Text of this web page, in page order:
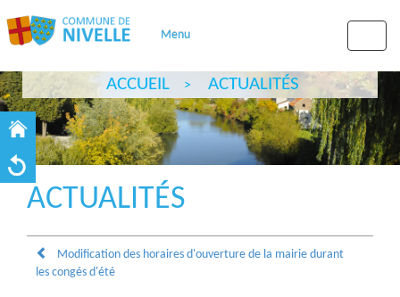
Menu
ACCUEIL ACTUALITÉS
ACTUALITÉS
Modification des horaires d'ouverture de la mairie durant
les congés d'été